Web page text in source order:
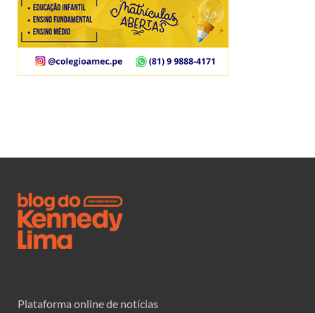
Plataforma online de notícias